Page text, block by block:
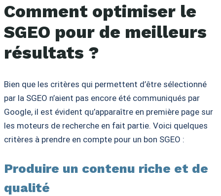
Comment optimiser le
SGEO pour de meilleurs
résultats ?
Bien que les critères qui permettent d’être sélectionné
par la SGEO n’aient pas encore été communiqués par
Google, il est évident qu’apparaître en première page sur
les moteurs de recherche en fait partie. Voici quelques
critères à prendre en compte pour un bon SGEO :
Produire un contenu riche et de
qualité